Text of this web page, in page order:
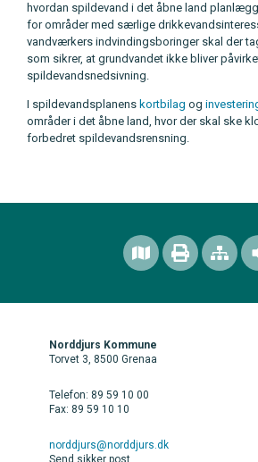
hvordan spildevand i det åbne land
for områder med særlige
vandværkers indvindingsboringer skal der
som sikrer, at grundvandet ikke bliver
spildevandsnedsivning.
I spildevandsplanens kortbilag og
områder i det åbne land, hvor der skal ske
forbedret spildevandsrensning.
Norddjurs Kommune
Torvet 3, 8500 Grenaa
Telefon: 89 59 10 00
Fax: 89 59 10 10
norddjurs@norddjurs.dk